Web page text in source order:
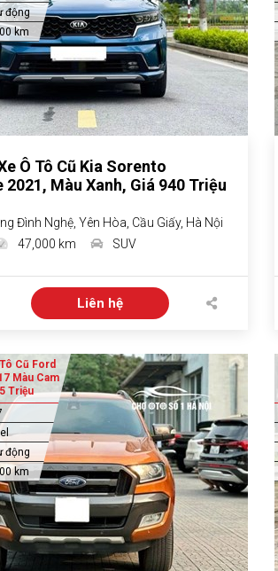
động
km
Ô Tô Cũ Kia Sorento
Màu Xanh, Giá 940 Triệu
Đình Nghệ, Yên Hòa, Cầu Giấy, Hà Nội
47,000 km SUV
Liên hệ
Cũ Ford
Màu Cam
Triệu
động
km